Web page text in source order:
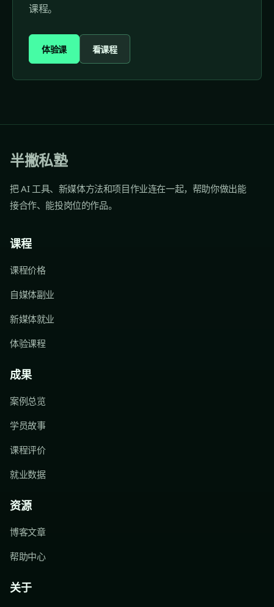
课程。
体验课 看课程
半撇私塾
把 AI 工具、新媒体方法和项目作业连在一起，帮助你做出能
接合作、能投岗位的作品。
课程
课程价格
自媒体副业
新媒体就业
体验课程
成果
案例总览
学员故事
课程评价
就业数据
资源
博客文章
帮助中心
关于